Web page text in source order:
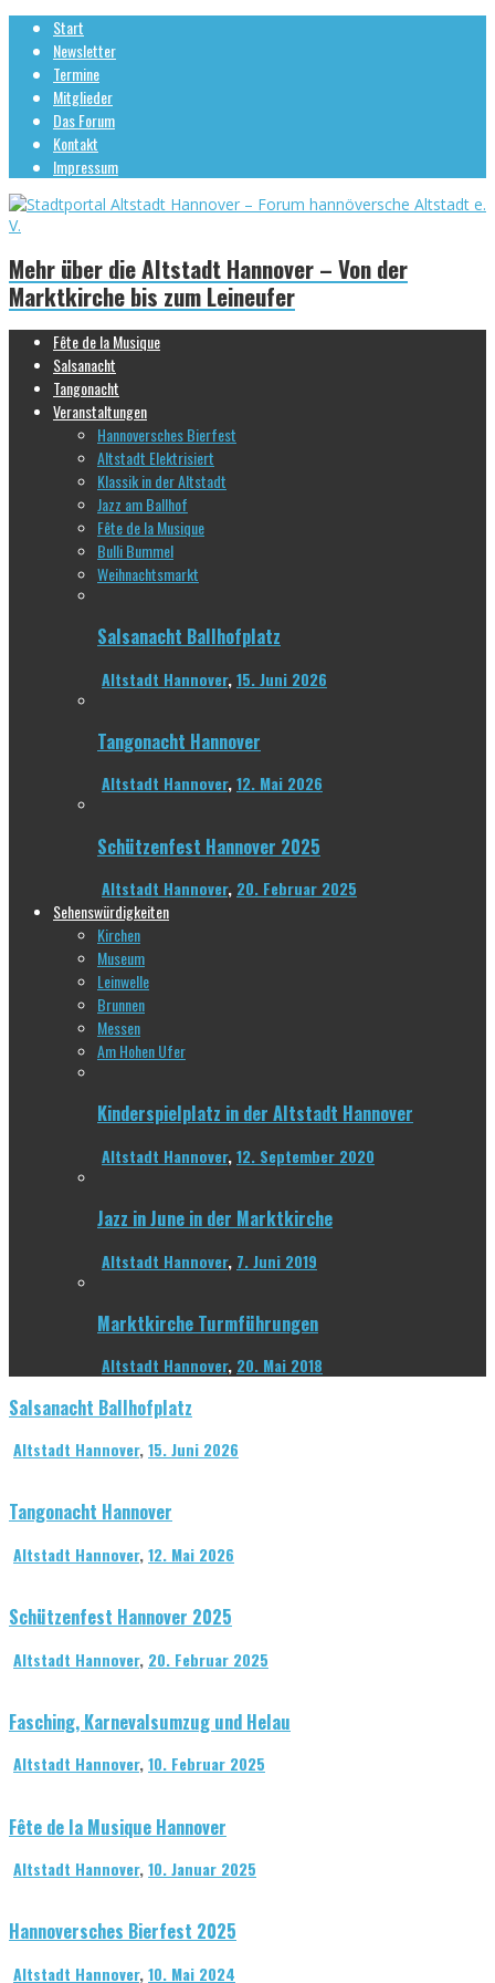
Start
Newsletter
Termine
Mitglieder
Das Forum
Kontakt
Impressum
Mehr über die Altstadt Hannover – Von der
Marktkirche bis zum Leineufer
Fête de la Musique
Salsanacht
Tangonacht
Veranstaltungen
Hannoversches Bierfest
Altstadt Elektrisiert
Klassik in der Altstadt
Jazz am Ballhof
Fête de la Musique
Bulli Bummel
Weihnachtsmarkt
Salsanacht Ballhofplatz
Altstadt Hannover,15. Juni 2026
Tangonacht Hannover
Altstadt Hannover,12. Mai 2026
Schützenfest Hannover 2025
Altstadt Hannover, 20. Februar 2025
Sehenswürdigkeiten
Kirchen
Museum
Leinwelle
Brunnen
Messen
Am Hohen Ufer
Kinderspielplatz in der Altstadt Hannover
Altstadt Hannover,12. September 2020
Jazz in June in der Marktkirche
Altstadt Hannover, 7. Juni 2019
Marktkirche Turmführungen
Altstadt Hannover, 20. Mai 2018
Salsanacht Ballhofplatz
Altstadt Hannover,15. Juni 2026
Tangonacht Hannover
Altstadt Hannover,12. Mai 2026
Schützenfest Hannover 2025
Altstadt Hannover, 20. Februar 2025
Fasching, Karnevalsumzug und Helau
Altstadt Hannover,10. Februar 2025
Fête de la Musique Hannover
Altstadt Hannover,10. Januar 2025
Hannoversches Bierfest 2025
Altstadt Hannover,10. Mai 2024